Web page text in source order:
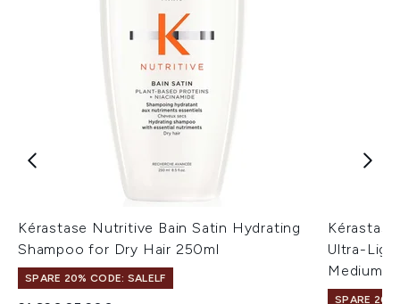
Kérastase Nutritive Bain Satin Hydrating
Shampoo for Dry Hair 250ml
SPARE 20% CODE: SALELF
Ultra-
Medium
SPARE 20%